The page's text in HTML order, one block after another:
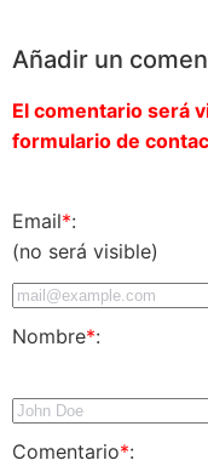
Añadir un
El comentario será
formulario de
Email*:
(no será visible)
Nombre*:
Comentario*: